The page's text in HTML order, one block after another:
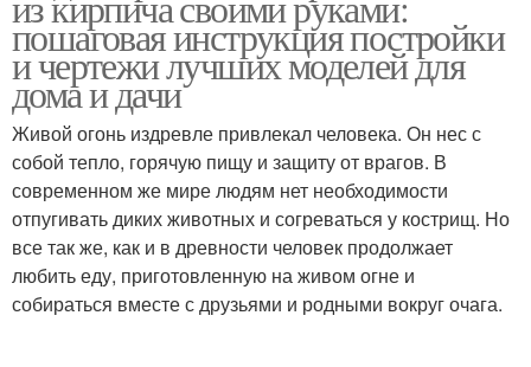
пошаговая инструкция постройки
и чертежи лучших моделей для
дома и дачи
Живой огонь издревле привлекал человека. Он нес с
собой тепло, горячую пищу и защиту от врагов. В
современном же мире людям нет необходимости
отпугивать диких животных и согреваться у кострищ. Но
все так же, как и в древности человек продолжает
любить еду, приготовленную на живом огне и
собираться вместе с друзьями и родными вокруг очага.